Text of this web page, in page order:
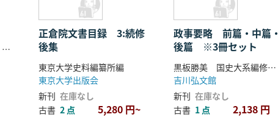
佐佐木信綱, 今井福治郎 共著
正倉院文書目録 3:続修
後集
東京大学史料編纂所編
東京大学出版会
新刊 在庫なし
古書 2 点 5,280 円~
政事要略 前篇・中篇・
後篇 ※3冊セット
黒板勝美 国史大系編修会 編
吉川弘文館
新刊 在庫なし
古書 1 点 2,138 円